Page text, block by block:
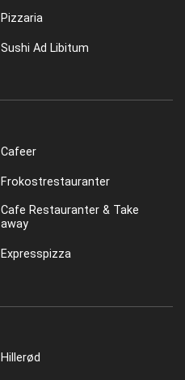
Pizzaria
Sushi Ad Libitum
Cafeer
Frokostrestauranter
Cafe Restauranter & Take
away
Expresspizza
Hillerød